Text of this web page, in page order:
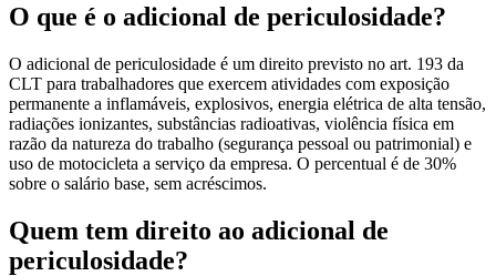
O que é o adicional de periculosidade?
O adicional de periculosidade é um direito previsto no art. 193 da
CLT para trabalhadores que exercem atividades com exposição
permanente a inflamáveis, explosivos, energia elétrica de alta tensão,
radiações ionizantes, substâncias radioativas, violência física em
razão da natureza do trabalho (segurança pessoal ou patrimonial) e
uso de motocicleta a serviço da empresa. O percentual é de 30%
sobre o salário base, sem acréscimos.
Quem tem direito ao adicional de
periculosidade?